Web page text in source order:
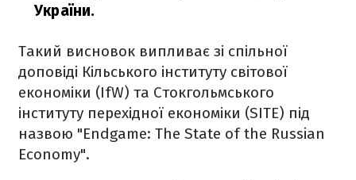
України.
Такий висновок випливає зі спільної
доповіді Кільського інституту світової
економіки (IfW) та Стокгольмського
інституту перехідної економіки (SITE) під
назвою "Endgame: The State of the Russian
Economy".